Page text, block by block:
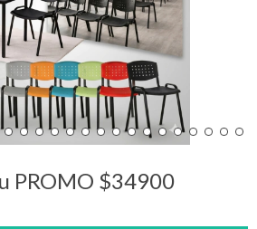
PROMO $34900